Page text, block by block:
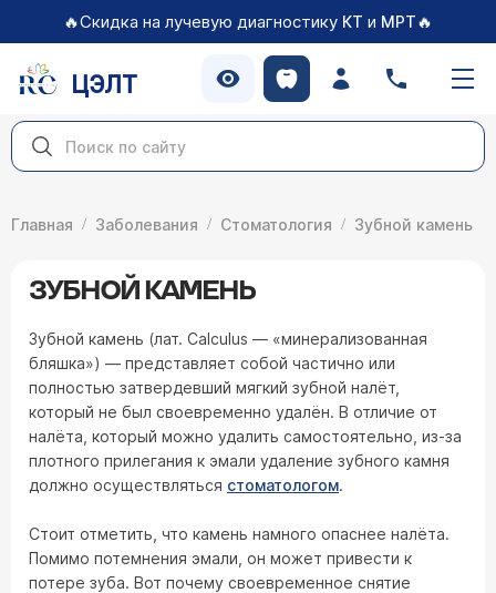
🔥Скидка на лучевую диагностику КТ и МРТ🔥
ЦЭЛТ
Главная Заболевания Стоматология Зубной камень
ЗУБНОЙ КАМЕНЬ
Зубной камень (лат. Calculus — «минерализованная
бляшка») — представляет собой частично или
полностью затвердевший мягкий зубной налёт,
который не был своевременно удалён. В отличие от
налёта, который можно удалить самостоятельно, из-за
плотного прилегания к эмали удаление зубного камня
должно осуществляться стоматологом.
Стоит отметить, что камень намного опаснее налёта.
Помимо потемнения эмали, он может привести к
потере зуба. Вот почему своевременное снятие